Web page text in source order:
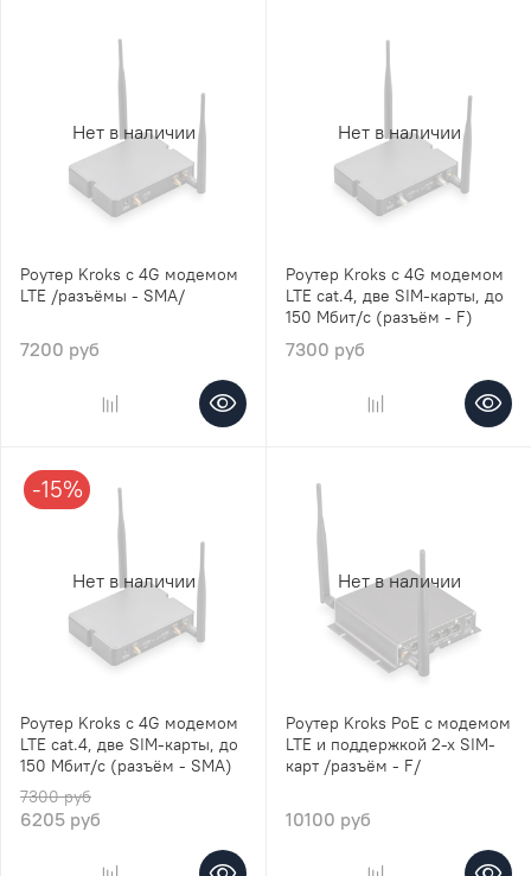
Нет в наличии
Роутер Kroks с 4G модемом
LTE /разъёмы - SMA/
7200 руб
Нет в наличии
Роутер Kroks с 4G модемом
LTE cat.4, две SIM-карты, до
150 Мбит/с (разъём - F)
7300 руб
Нет в наличии
-15%
Роутер Kroks с 4G модемом
LTE cat.4, две SIM-карты, до
150 Мбит/с (разъём - SMA)
7300 руб
6205 руб
Нет в наличии
Роутер Kroks PoE с модемом
LTE и поддержкой 2-х SIM-
карт /разъём - F/
10100 руб